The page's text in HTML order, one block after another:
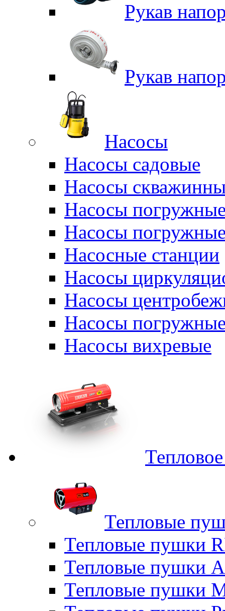
Рукав
Рукав
Насосы
Насосы садовые
Насосы
Насосы
Насосы
Насосные станции
Насосы
Насосы
Насосы
Насосы вихревые
Тепловые
Тепловые пушки
Тепловые пушки
Тепловые пушки